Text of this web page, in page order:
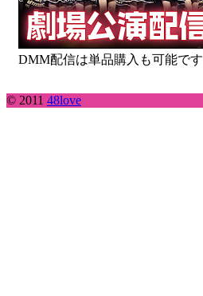
DMM配信は単品購入も可能です
© 2011 48love